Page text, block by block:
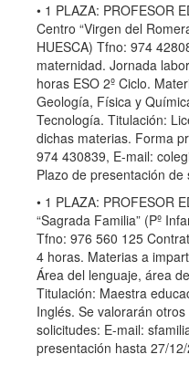
• 1 PLAZA: PROFESOR
Centro “Virgen del
HUESCA) Tfno: 974
maternidad. Jornada
horas ESO 2º Ciclo.
Geología, Física y
Tecnología. Titulación:
dichas materias. Forma
974 430839, E-mail:
Plazo de presentación
• 1 PLAZA: PROFESOR
“Sagrada Familia” (Pº
Tfno: 976 560 125
4 horas. Materias a
Área del lenguaje, área
Titulación: Maestra
Inglés. Se valorarán
solicitudes: E-mail:
presentación hasta 27/